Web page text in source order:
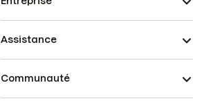
Assistance
Communauté